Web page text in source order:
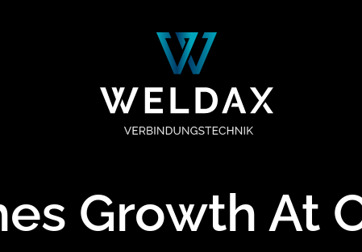
Growth At